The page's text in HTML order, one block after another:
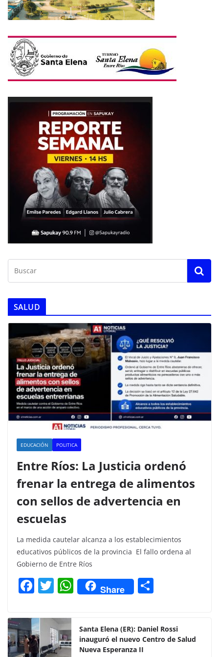
SALUD
EDUCACIÓN POLITICA
Entre Ríos: La Justicia ordenó
frenar la entrega de alimentos
con sellos de advertencia en
escuelas
La medida cautelar alcanza a los establecimientos
educativos públicos de la provincia El fallo ordena al
Gobierno de Entre Ríos
F
c
e
b
T
itt
er
W
h
s
A
Share
p
ar
Santa Elena (ER): Daniel Rossi
inauguró el nuevo Centro de Salud
Nueva Esperanza II